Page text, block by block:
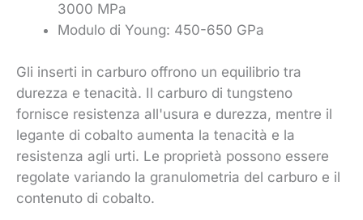
3000 MPa
Modulo di Young: 450-650 GPa
Gli inserti in carburo offrono un equilibrio tra
durezza e tenacità. Il carburo di tungsteno
fornisce resistenza all'usura e durezza, mentre il
legante di cobalto aumenta la tenacità e la
resistenza agli urti. Le proprietà possono essere
regolate variando la granulometria del carburo e il
contenuto di cobalto.